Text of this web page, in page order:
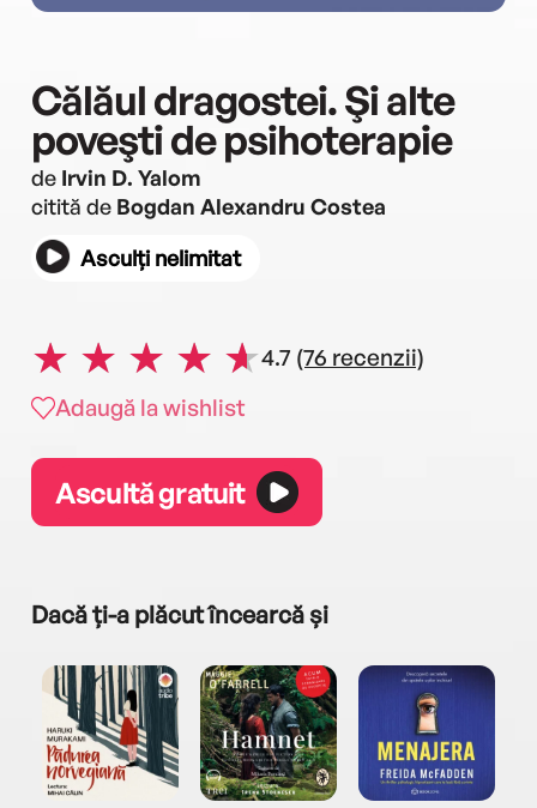
Călăul dragostei. Şi alte
poveşti de psihoterapie
de Irvin D. Yalom
citită de Bogdan Alexandru Costea
Asculți nelimitat
4.7 (76 recenzii)
Adaugă la wishlist
Ascultă gratuit
Dacă ți-a plăcut încearcă și